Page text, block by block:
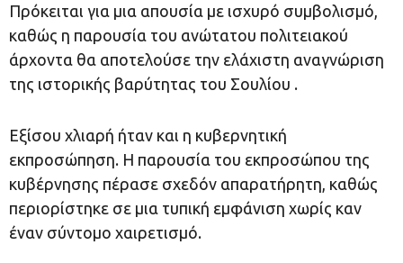
Πρόκειται για μια απουσία με ισχυρό συμβολισμό,
καθώς η παρουσία του ανώτατου πολιτειακού
άρχοντα θα αποτελούσε την ελάχιστη αναγνώριση
της ιστορικής βαρύτητας του Σουλίου .
Εξίσου χλιαρή ήταν και η κυβερνητική
εκπροσώπηση. Η παρουσία του εκπροσώπου της
κυβέρνησης πέρασε σχεδόν απαρατήρητη, καθώς
περιορίστηκε σε μια τυπική εμφάνιση χωρίς καν
έναν σύντομο χαιρετισμό.